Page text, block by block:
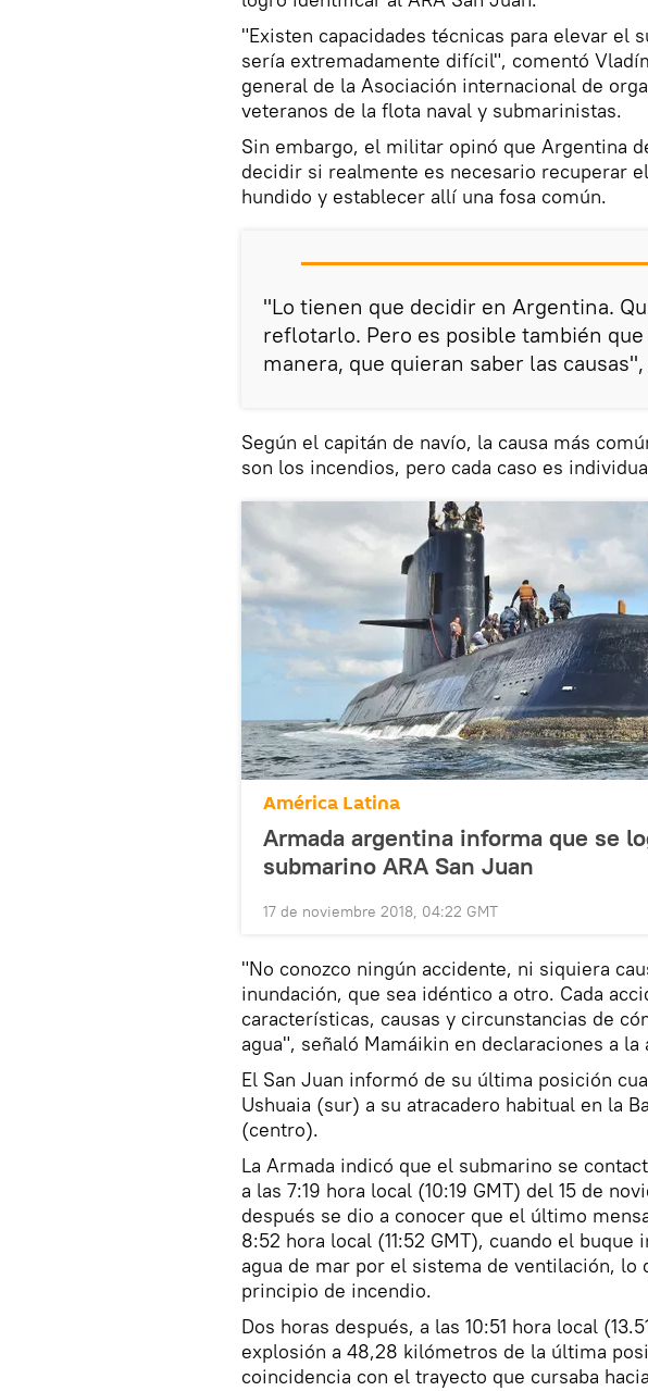
"Existen capacidades técnicas para elevar el
sería extremadamente difícil", comentó
general de la Asociación internacional de
veteranos de la flota naval y submarinistas.
Sin embargo, el militar opinó que Argentina
decidir si realmente es necesario recuperar
hundido y establecer allí una fosa común.
"Lo tienen que decidir en Argentina.
reflotarlo. Pero es posible también
manera, que quieran saber las
Según el capitán de navío, la causa más
son los incendios, pero cada caso es
América Latina
Armada argentina informa que se
submarino ARA San Juan
17 de noviembre 2018, 04:22 GMT
"No conozco ningún accidente, ni siquiera
inundación, que sea idéntico a otro. Cada
características, causas y circunstancias de
agua", señaló Mamáikin en declaraciones a la
El San Juan informó de su última posición
Ushuaia (sur) a su atracadero habitual en la
(centro).
La Armada indicó que el submarino se
a las 7:19 hora local (10:19 GMT) del 15 de
después se dio a conocer que el último
8:52 hora local (11:52 GMT), cuando el
agua de mar por el sistema de ventilación, lo
principio de incendio.
Dos horas después, a las 10:51 hora local
explosión a 48,28 kilómetros de la última
coincidencia con el trayecto que cursaba